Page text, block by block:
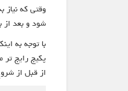
وقتی که
شود و بعد
با توجه به
پکیج رایج
از قبل از